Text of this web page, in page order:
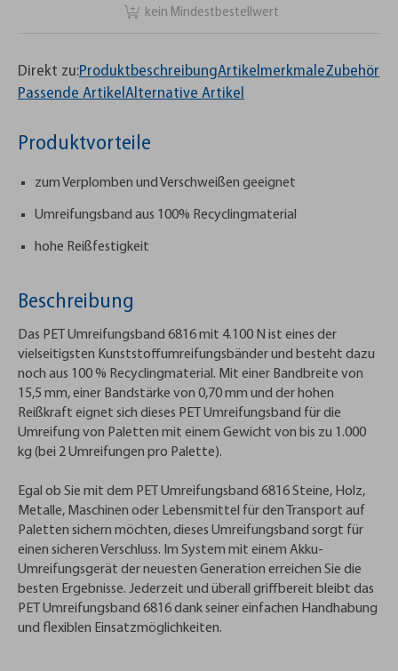
kein Mindestbestellwert
Direkt zu:ProduktbeschreibungArtikelmerkmaleZubehör
Passende ArtikelAlternative Artikel
Produktvorteile
zum Verplomben und Verschweißen geeignet
Umreifungsband aus 100% Recyclingmaterial
hohe Reißfestigkeit
Beschreibung
Das PET Umreifungsband 6816 mit 4.100 N ist eines der
vielseitigsten Kunststoffumreifungsbänder und besteht dazu
noch aus 100 % Recyclingmaterial. Mit einer Bandbreite von
15,5 mm, einer Bandstärke von 0,70 mm und der hohen
Reißkraft eignet sich dieses PET Umreifungsband für die
Umreifung von Paletten mit einem Gewicht von bis zu 1.000
kg (bei 2 Umreifungen pro Palette).
Egal ob Sie mit dem PET Umreifungsband 6816 Steine, Holz,
Metalle, Maschinen oder Lebensmittel für den Transport auf
Paletten sichern möchten, dieses Umreifungsband sorgt für
einen sicheren Verschluss. Im System mit einem Akku-
Umreifungsgerät der neuesten Generation erreichen Sie die
besten Ergebnisse. Jederzeit und überall griffbereit bleibt das
PET Umreifungsband 6816 dank seiner einfachen Handhabung
und flexiblen Einsatzmöglichkeiten.